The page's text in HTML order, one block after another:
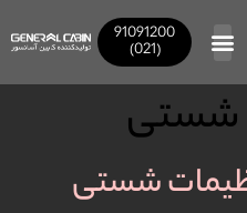
91091200
(021)
شستی
شستی